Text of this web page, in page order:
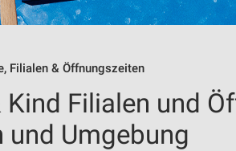
Filialen & Öffnungszeiten
Kind Filialen und
und Umgebung